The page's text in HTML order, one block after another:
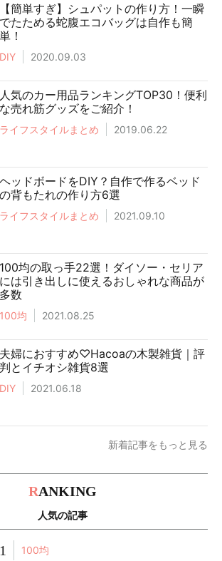
【簡単すぎ】シュパットの作り方！一瞬
でたためる蛇腹エコバッグは自作も簡
単！
DIY 2020.09.03
人気のカー用品ランキングTOP30！便利
な売れ筋グッズをご紹介！
ライフスタイルまとめ 2019.06.22
ヘッドボードをDIY？自作で作るベッド
の背もたれの作り方6選
ライフスタイルまとめ 2021.09.10
100均の取っ手22選！ダイソー・セリア
には引き出しに使えるおしゃれな商品が
多数
100均 2021.08.25
夫婦におすすめ♡Hacoaの木製雑貨｜評
判とイチオシ雑貨8選
DIY 2021.06.18
新着記事をもっと見る
RANKING
人気の記事
1 100均